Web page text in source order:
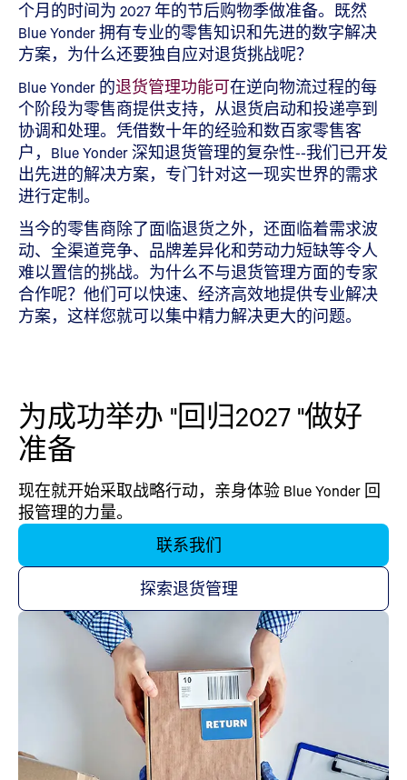
个月的时间为 2027 年的节后购物季做准备。既然
Blue Yonder 拥有专业的零售知识和先进的数字解决
方案，为什么还要独自应对退货挑战呢？
Blue Yonder 的退货管理功能可在逆向物流过程的每
个阶段为零售商提供支持，从退货启动和投递亭到
协调和处理。凭借数十年的经验和数百家零售客
户，Blue Yonder 深知退货管理的复杂性--我们已开发
出先进的解决方案，专门针对这一现实世界的需求
进行定制。
当今的零售商除了面临退货之外，还面临着需求波
动、全渠道竞争、品牌差异化和劳动力短缺等令人
难以置信的挑战。为什么不与退货管理方面的专家
合作呢？他们可以快速、经济高效地提供专业解决
方案，这样您就可以集中精力解决更大的问题。
为成功举办 "回归2027 "做好
准备
现在就开始采取战略行动，亲身体验 Blue Yonder 回
报管理的力量。
联系我们
探索退货管理